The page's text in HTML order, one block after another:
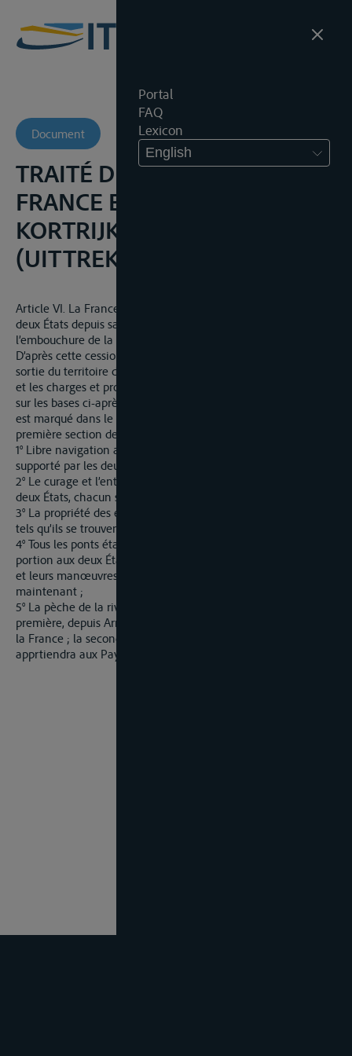
Portal
FAQ
Lexicon
English
Document
TRAITÉ DE LIMITES ENTRE LA
FRANCE ET LES PAYS BAS,
KORTRIJK, 28 MAART 1820
(UITTREKSEL)
Article VI. La France consent à ce que la Lys appartient aux
deux États depuis sa sortie du territoire d’Armentières jusqu’à
l’embouchure de la Deule.
D’après cette cession, la Lys devient mitoyenne depuis sa
sortie du territoire d’Armentières jusqu’au territoire du Menin,
et les charges et profits qui en résultent demeureront réglés
sur les bases ci-après, se conformant pour les détails à ce qui
est marqué dans le procès-verbal de la délimitation de la
première section de la frontière:
1° Libre navigation avec les précautions du lit de la rivière
supporté par les deux États, chacun sur sa rive;
2° Le curage et l’entretien du lit de la rivière supporté par les
deux États, chacun sur sa rive;
3° La propriété des écluses et les droits de navigation coservés
tels qu’ils se trouvent maintenant fixés et établis;
4° Tous les ponts établis sur le Lys appartiendront par égale
portion aux deux États; ils seront entretenus à frais communs
et leurs manœuvres resteront telles qu’elles existent
maintenant ;
5° La pèche de la rivière sera divisée en deux parties : la
première, depuis Armentières jusqu’à la Deule appartiendra à
la France ; la seconde, depuis la Deule jusqu’à Menin,
apprtiendra aux Pays-Bas.